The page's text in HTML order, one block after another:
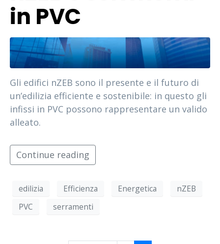
in PVC
Gli edifici nZEB sono il presente e il futuro di
un’edilizia efficiente e sostenibile: in questo gli
infissi in PVC possono rappresentare un valido
alleato.
Continue reading
edilizia Efficienza Energetica
nZEB
PVC
serramenti